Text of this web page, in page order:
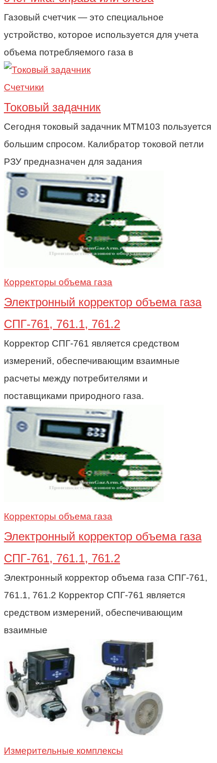
Газовый счетчик — это специальное
устройство, которое используется для учета
объема потребляемого газа в
Счетчики
Токовый задачник
Сегодня токовый задачник МТМ103 пользуется
большим спросом. Калибратор токовой петли
РЗУ предназначен для задания
Корректоры объема газа
Электронный корректор объема газа
СПГ-761, 761.1, 761.2
Корректор СПГ-761 является средством
измерений, обеспечивающим взаимные
расчеты между потребителями и
поставщиками природного газа.
Корректоры объема газа
Электронный корректор объема газа
СПГ-761, 761.1, 761.2
Электронный корректор объема газа СПГ-761,
761.1, 761.2 Корректор СПГ-761 является
средством измерений, обеспечивающим
взаимные
Измерительные комплексы